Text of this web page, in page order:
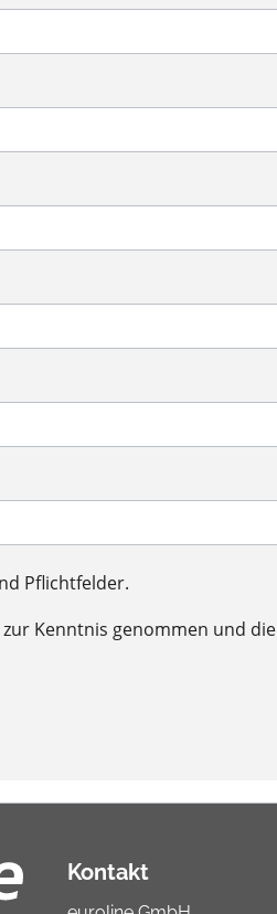
Pflichtfelder.
zur Kenntnis genommen und die
Kontakt